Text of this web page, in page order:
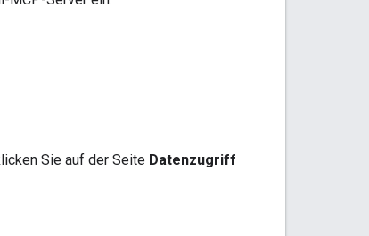
Sie auf der Seite Datenzugriff